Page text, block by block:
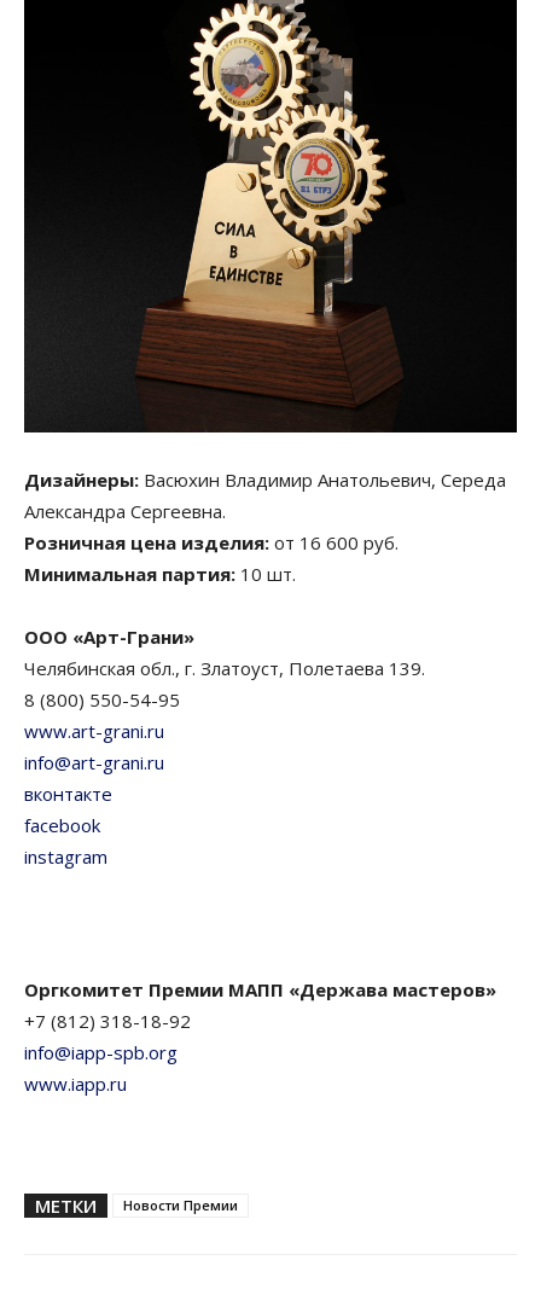
Дизайнеры: Васюхин Владимир Анатольевич, Середа
Александра Сергеевна.
Розничная цена изделия: от 16 600 руб.
Минимальная партия: 10 шт.
ООО «Арт-Грани»
Челябинская обл., г. Златоуст, Полетаева 139.
8 (800) 550-54-95
www.art-grani.ru
info@art-grani.ru
вконтакте
facebook
instagram
Оргкомитет Премии МАПП «Держава мастеров»
+7 (812) 318-18-92
info@iapp-spb.org
www.iapp.ru
МЕТКИ Новости Премии